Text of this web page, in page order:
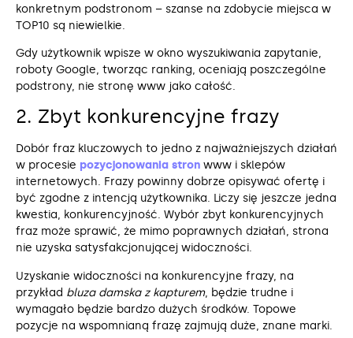
konkretnym podstronom – szanse na zdobycie miejsca w
TOP10 są niewielkie.
Gdy użytkownik wpisze w okno wyszukiwania zapytanie,
roboty Google, tworząc ranking, oceniają poszczególne
podstrony, nie stronę www jako całość.
2. Zbyt konkurencyjne frazy
Dobór fraz kluczowych to jedno z najważniejszych działań
w procesie pozycjonowania stron www i sklepów
internetowych. Frazy powinny dobrze opisywać ofertę i
być zgodne z intencją użytkownika. Liczy się jeszcze jedna
kwestia, konkurencyjność. Wybór zbyt konkurencyjnych
fraz może sprawić, że mimo poprawnych działań, strona
nie uzyska satysfakcjonującej widoczności.
Uzyskanie widoczności na konkurencyjne frazy, na
przykład bluza damska z kapturem, będzie trudne i
wymagało będzie bardzo dużych środków. Topowe
pozycje na wspomnianą frazę zajmują duże, znane marki.